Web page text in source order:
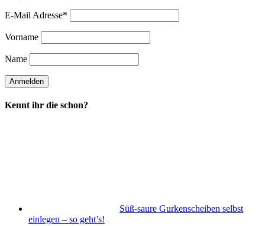
E-Mail Adresse*
Vorname
Name
Kennt ihr die schon?
Süß-saure Gurkenscheiben selbst
einlegen – so geht’s!